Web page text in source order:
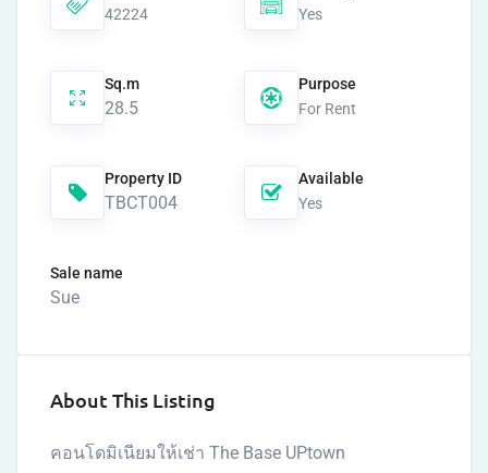
42224
Yes
Sq.m
28.5
Purpose
For Rent
Property ID
TBCT004
Available
Yes
Sale name
Sue
About This Listing
คอนโดมิเนียมให้เช่า The Base UPtown